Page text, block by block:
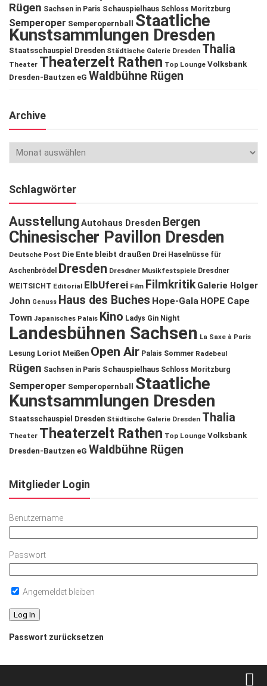
Rügen Sachsen in Paris Schauspielhaus Schloss Moritzburg
Semperoper Semperopernball Staatliche
Kunstsammlungen Dresden
Staatsschauspiel Dresden Städtische Galerie Dresden Thalia
Theater Theaterzelt Rathen Top Lounge Volksbank
Dresden-Bautzen eG Waldbühne Rügen
Archive
Schlagwörter
Ausstellung Autohaus Dresden Bergen
Chinesischer Pavillon Dresden
Deutsche Post Die Ente bleibt draußen Drei Haselnüsse für
Aschenbrödel
Dresden Dresdner Musikfestspiele Dresdner
WEITSICHT Editorial ElbUferei Film Filmkritik Galerie Holger
John Genuss Haus des Buches Hope-Gala HOPE Cape
Town Japanisches Palais Kino Ladys Gin Night
Landesbühnen Sachsen La Saxe à Paris
Lesung Loriot Meißen Open Air Palais Sommer Radebeul
Rügen Sachsen in Paris Schauspielhaus Schloss Moritzburg
Semperoper Semperopernball
Staatliche
Kunstsammlungen Dresden
Staatsschauspiel Dresden Städtische Galerie Dresden Thalia
Theater Theaterzelt Rathen Top Lounge Volksbank
Dresden-Bautzen eG Waldbühne Rügen
Mitglieder Login
Benutzername
Passwort
Angemeldet bleiben
Passwort zurücksetzen